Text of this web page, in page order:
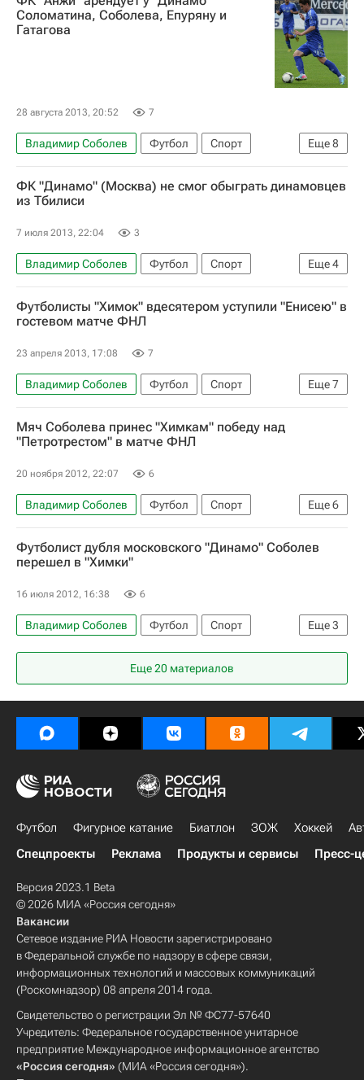
РПЛ 2026-2027 (Чемпионат России по футболу)
Анжи
Павел Соломатин
Игорь Денисов
Соломатина, Соболева, Епуряну и
Гатагова
28 августа 2013, 20:52 7
Еще8
Владимир Соболев Футбол
Спорт
Мультимедийный спортивный пакет
Летнее трансферное окно в РФПЛ
Алан Гатагов
Александр Епуряну
ФК "Динамо" (Москва) не смог обыграть динамовцев
из Тбилиси
7 июля 2013, 22:04 3
Еще4
Владимир Соболев Футбол
Спорт
Мультимедийный спортивный пакет
товарищеские матчи
Динамо Москва
Футболисты "Химок" вдесятером уступили "Енисею" в
гостевом матче ФНЛ
23 апреля 2013, 17:08 7
Еще7
Владимир Соболев Футбол
Спорт
Первая лига
Енисей
Химки
Илья Гаврилов
Владимир Лешонок
Мяч Соболева принес "Химкам" победу над
"Петротрестом" в матче ФНЛ
20 ноября 2012, 22:07 6
Еще6
Владимир Соболев Футбол
Спорт
Мультимедийный спортивный пакет
Первая лига
Сочи
СКА-Хабаровск
Футболист дубля московского "Динамо" Соболев
перешел в "Химки"
16 июля 2012, 16:38 6
Еще3
Владимир Соболев Футбол
Спорт
трансфер
Кубок ФНЛ
Динамо Москва
Еще 20 материалов
Футбол Фигурное катание Биатлон ЗОЖ Хоккей
Спецпроекты
Реклама Продукты и сервисы Пресс-
Версия 2023.1 Beta
© 2026 МИА «Россия сегодня»
Вакансии
Сетевое издание РИА Новости зарегистрировано
в Федеральной службе по надзору в сфере связи,
информационных технологий и массовых коммуникаций
(Роскомнадзор) 08 апреля 2014 года.
Свидетельство о регистрации Эл № ФС77-57640
Учредитель: Федеральное государственное унитарное
предприятие Международное информационное агентство
«Россия сегодня» (МИА «Россия сегодня»).